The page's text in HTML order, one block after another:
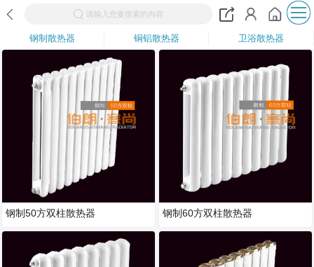
请输入您要搜索的内容
钢制散热器 铜铝散热器 卫浴散热器
钢制50方双柱散热器 钢制60方双柱散热器